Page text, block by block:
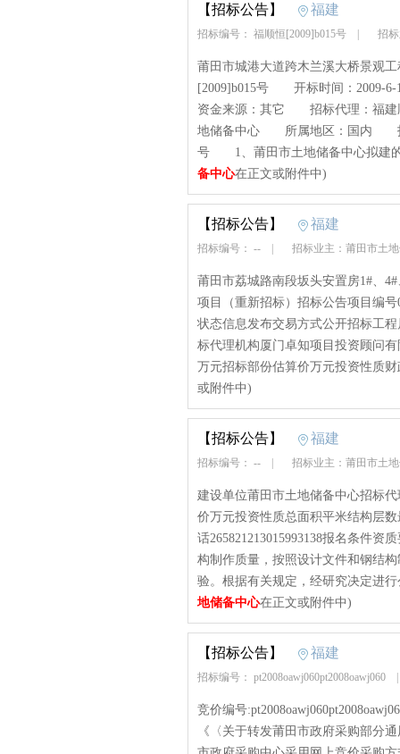
【招标公告】 福建
招标编号： 福顺恒[2009]b015号 招标
莆田市城港大道跨木兰溪大桥景
[2009]b015号 开标时间：
资金来源：其它 招标代理：福
地储备中心 所属地区：国内 招
号 1、莆田市土地储备中心拟建的
备中心在正文或附件中)
【招标公告】 福建
招标编号： -- 招标业主：莆田市土
莆田市荔城路南段坂头安置房1#、
项目（重新招标）招标公告项目编
状态信息发布交易方式公开招标工
标代理机构厦门卓知项目投资顾问
万元招标部份估算价万元投资性质
或附件中)
【招标公告】 福建
招标编号： -- 招标业主：莆田市土
建设单位莆田市土地储备中心招标
价万元投资性质总面积平米结构层
话265821213015993138报名条件资
构制作质量，按照设计文件和钢结
验。根据有关规定，经研究决定进
地储备中心在正文或附件中)
【招标公告】 福建
招标编号： pt2008oawj060pt2008oawj060
竞价编号
《〈关于转发莆田市政府采购部分